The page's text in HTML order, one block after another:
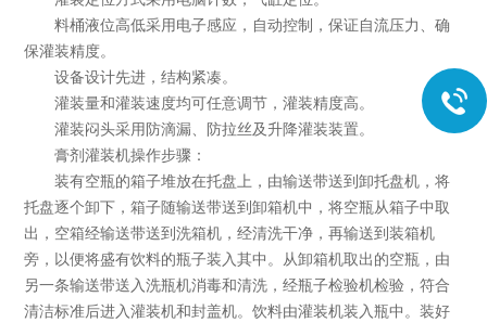
料桶液位高低采用电子感应，自动控制，保证自流压力、确
保灌装精度。
设备设计先进，结构紧凑。
灌装量和灌装速度均可任意调节，灌装精度高。
灌装闷头采用防滴漏、防拉丝及升降灌装装置。
膏剂灌装机操作步骤：
装有空瓶的箱子堆放在托盘上，由输送带送到卸托盘机，将
托盘逐个卸下，箱子随输送带送到卸箱机中，将空瓶从箱子中取
出，空箱经输送带送到洗箱机，经清洗干净，再输送到装箱机
旁，以便将盛有饮料的瓶子装入其中。从卸箱机取出的空瓶，由
另一条输送带送入洗瓶机消毒和清洗，经瓶子检验机检验，符合
清洁标准后进入灌装机和封盖机。饮料由灌装机装入瓶中。装好